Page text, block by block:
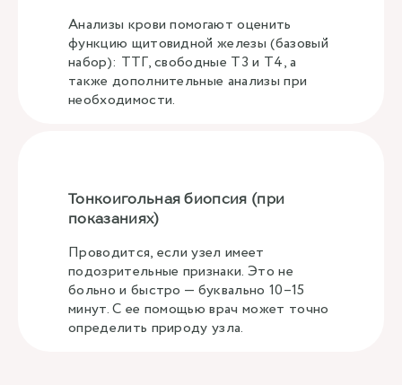
Анализы крови помогают оценить
функцию щитовидной железы (базовый
набор): ТТГ, свободные Т3 и Т4, а
также дополнительные анализы при
необходимости.
Тонкоигольная биопсия (при
показаниях)
Проводится, если узел имеет
подозрительные признаки. Это не
больно и быстро — буквально 10–15
минут. С ее помощью врач может точно
определить природу узла.